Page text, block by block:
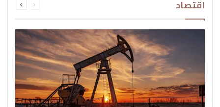
اقتصاد الصفحةالصفحة